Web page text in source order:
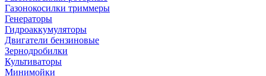
Газонокосилки триммеры
Генераторы
Гидроаккумуляторы
Двигатели бензиновые
Зернодробилки
Культиваторы
Минимойки